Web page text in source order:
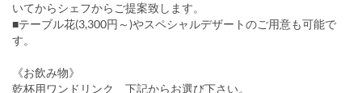
いてからシェフからご提案致します。
■テーブル花(3,300円～)やスペシャルデザートのご用意も可能で
す。
《お飲み物》
乾杯用ワンドリンク 下記からお選び下さい。